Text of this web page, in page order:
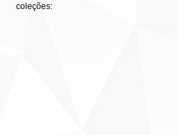
coleções: